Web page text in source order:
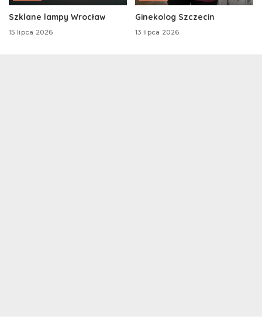
Szklane lampy Wrocław
15 lipca 2026
Ginekolog Szczecin
13 lipca 2026